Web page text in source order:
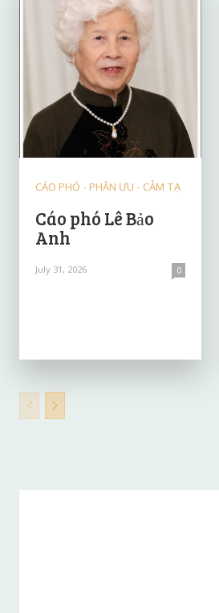
CÁO PHÓ - PHÂN ƯU - CẢM TẠ
Cáo phó Lê Bảo
Anh
July 31, 2026 0